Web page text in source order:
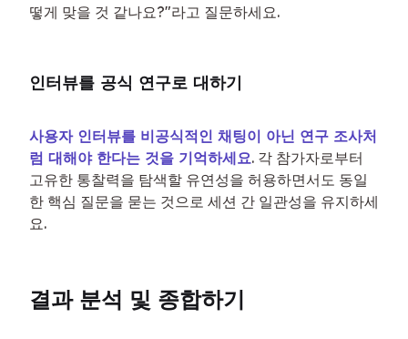
떻게 맞을 것 같나요?"라고 질문하세요.
인터뷰를 공식 연구로 대하기
사용자 인터뷰를 비공식적인 채팅이 아닌 연구 조사처
럼 대해야 한다는 것을 기억하세요. 각 참가자로부터
고유한 통찰력을 탐색할 유연성을 허용하면서도 동일
한 핵심 질문을 묻는 것으로 세션 간 일관성을 유지하세
요.
결과 분석 및 종합하기